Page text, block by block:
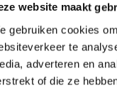
website maakt
gebruiken cookies
te
adverteren en
of die ze